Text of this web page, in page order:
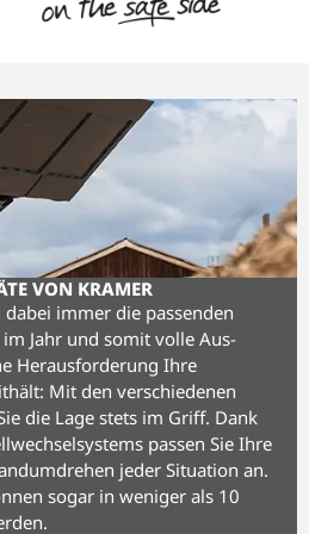
VON KRAMER
immer die passenden
Jahr und somit volle Aus­
Heraus­forderung Ihre
Mit den verschiedenen
die Lage stets im Griff. Dank
passen Sie Ihre
jeder Situation an.
sogar in weniger als 10